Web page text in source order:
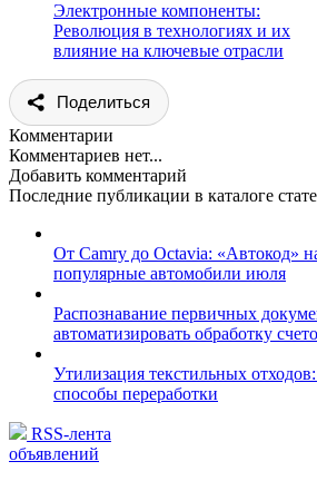
Электронные компоненты:
Революция в технологиях и их
влияние на ключевые отрасли
Поделиться
Комментарии
Комментариев нет...
Добавить комментарий
Последние публикации в каталоге
От Camry до Octavia: «Автокод»
популярные автомобили июля
Распознавание первичных
автоматизировать обработку
Утилизация текстильных
способы переработки
RSS-лента
объявлений